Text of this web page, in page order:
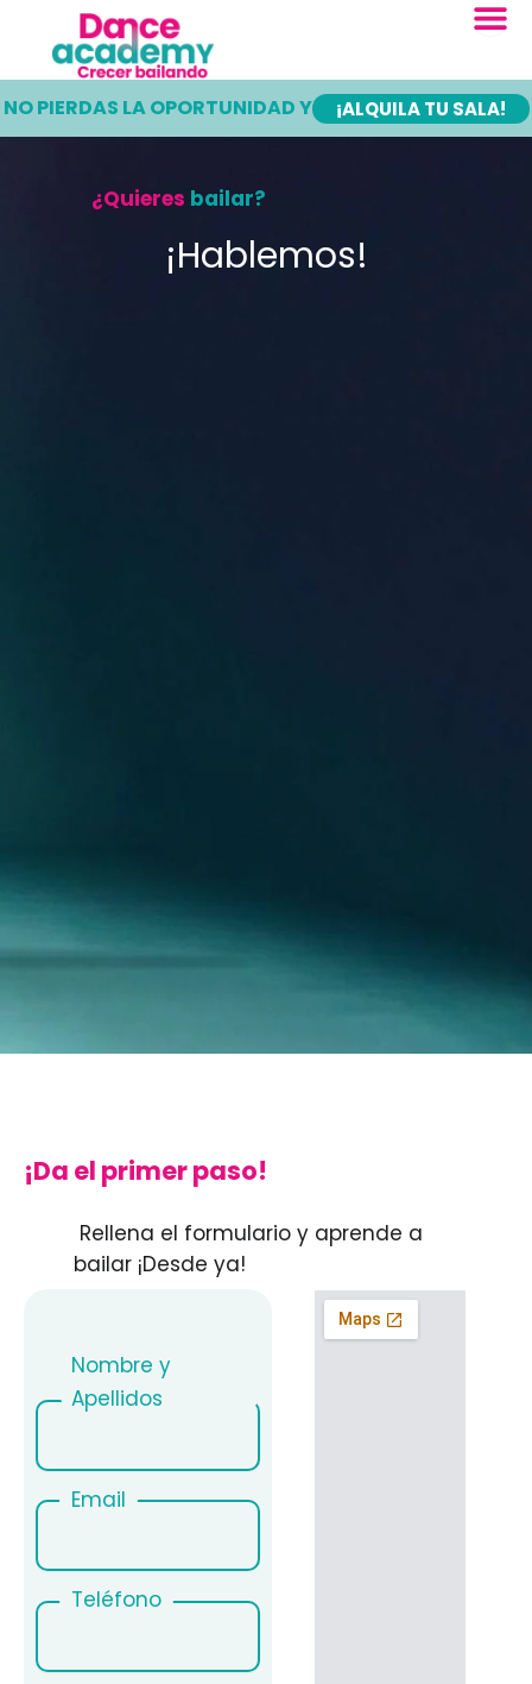
contenido
NO PIERDAS LA OPORTUNIDAD Y ¡ALQUILA TU SALA!
¿Quieres bailar?
¡Hablemos!
¡Da el primer paso!
Rellena el formulario y aprende a
bailar ¡Desde ya!
Nombre y
Apellidos
Email
Teléfono